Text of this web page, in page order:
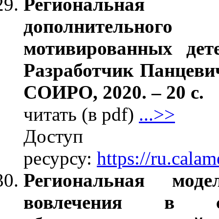
мотивированных
Разработчик
СОИРО, 2020. – 20 с.
читать (в pdf) ...>>
ресурсу: https://
Региональная
вовлечения в